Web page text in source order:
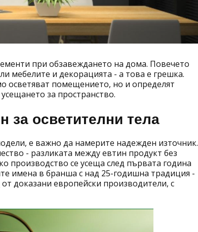
при обзавеждането на дома. Повечето
мебелите и декорацията - а това е грешка.
осветяват помещението, но и определят
за пространство.
за осветителни тела
е важно да намерите надежден източник.
- разликата между евтин продукт без
производство се усеща след първата година
имена в бранша с над 25-годишна традиция -
от доказани европейски производители, с